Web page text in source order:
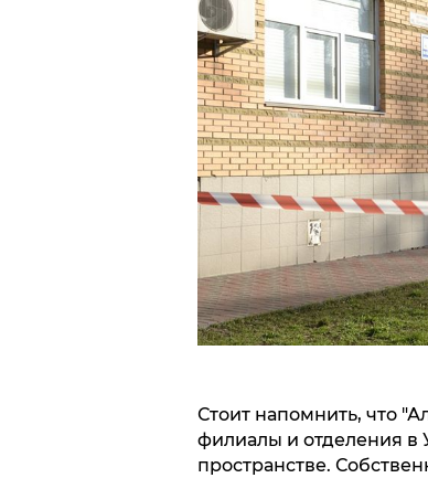
Стоит напомнить, что
филиалы и отделения в
пространстве.